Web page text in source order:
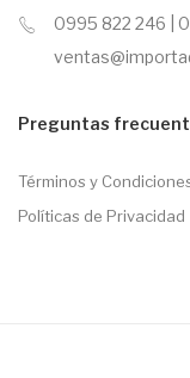
0995 822 246 |
Preguntas
Términos y
Políticas de Privacidad